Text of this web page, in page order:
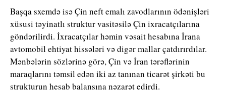
Başqa sxemdə isə Çin neft emalı zavodlarının ödənişləri
xüsusi təyinatlı struktur vasitəsilə Çin ixracatçılarına
göndərilirdi. İxracatçılar həmin vəsait hesabına İrana
avtomobil ehtiyat hissələri və digər mallar çatdırırdılar.
Mənbələrin sözlərinə görə, Çin və İran tərəflərinin
maraqlarını təmsil edən iki az tanınan ticarət şirkəti bu
strukturun hesab balansına nəzarət edirdi.